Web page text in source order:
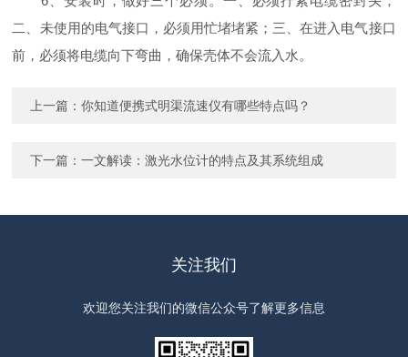
二、未使用的电气接口，必须用忙堵堵紧；三、在进入电气接口
前，必须将电缆向下弯曲，确保壳体不会流入水。
上一篇：你知道便携式明渠流速仪有哪些特点吗？
下一篇：一文解读：激光水位计的特点及其系统组成
关注我们
欢迎您关注我们的微信公众号了解更多信息